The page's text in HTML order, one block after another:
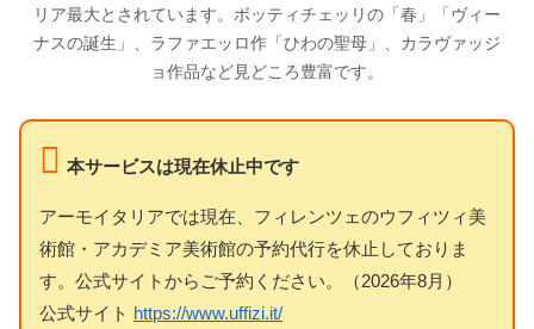
リア最大とされています。ボッティチェッリの「春」「ヴィー
ナスの誕生」、ラファエッロ作「ひわの聖母」、カラヴァッジ
ョ作品など見どころ豊富です。
本サービスは現在休止中です
アーモイタリアでは現在、フィレンツェのウフィツィ美
術館・アカデミア美術館の予約代行を休止しておりま
す。公式サイトからご予約ください。（2026年8月）
公式サイト https://www.uffizi.it/